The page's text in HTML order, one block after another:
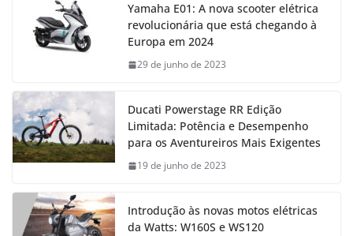
Yamaha E01: A nova scooter elétrica
revolucionária que está chegando à
Europa em 2024
29 de junho de 2023
Ducati Powerstage RR Edição
Limitada: Potência e Desempenho
para os Aventureiros Mais Exigentes
19 de junho de 2023
Introdução às novas motos elétricas
da Watts: W160S e WS120